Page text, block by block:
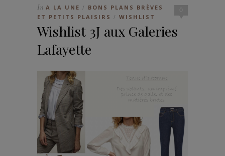
0
In A LA UNE /
BONS PLANS BRÈVES
ET PETITS PLAISIRS / WISHLIST
Wishlist 3J aux Galeries
Lafayette